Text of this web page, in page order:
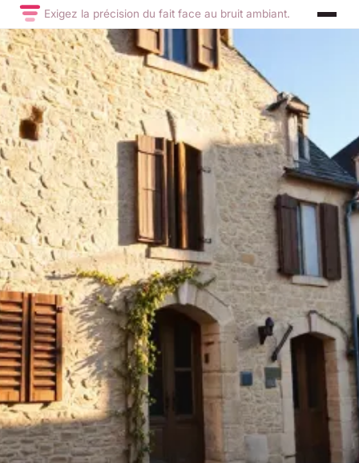
Exigez la précision du fait face au bruit ambiant.